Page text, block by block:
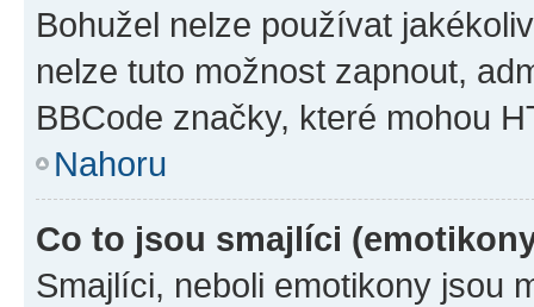
Bohužel nelze používat
nelze tuto možnost zapnout,
BBCode značky, které mohou
Nahoru
Co to jsou smajlíci
Smajlíci, neboli emotikony jsou